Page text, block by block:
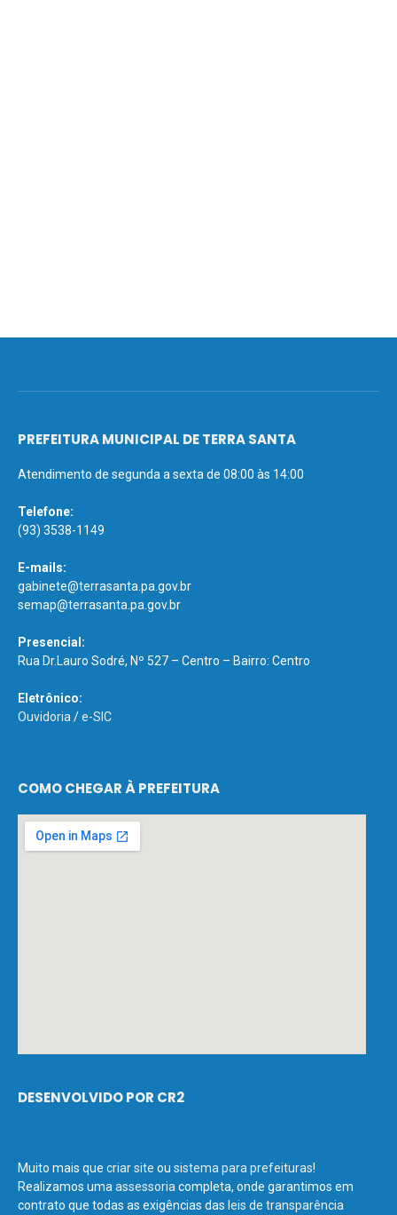
PREFEITURA MUNICIPAL DE TERRA SANTA
Atendimento de segunda a sexta de 08:00 às 14:00
Telefone:
(93) 3538-1149
E-mails:
gabinete@terrasanta.pa.gov.br
semap@terrasanta.pa.gov.br
Presencial:
Rua Dr.Lauro Sodré, Nº 527 – Centro – Bairro: Centro
Eletrônico:
Ouvidoria/e-SIC
COMO CHEGAR À PREFEITURA
DESENVOLVIDO POR CR2
Muito mais que criar site ou sistema para prefeituras!
Realizamos umaassessoriacompleta, onde garantimos em
contrato que todas as exigências das leis de transparência